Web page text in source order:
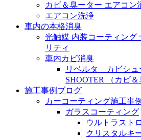
カビ＆臭ーター エアコン
エアコン洗浄
車内の本格消臭
光触媒 内装コーティング
リティ
車内カビ消臭
リベルタ カビシュ
SHOOTER （カビ＆
施工事例ブログ
カーコーティング施工事例
ガラスコーティング
ウルトラスト
クリスタルキ